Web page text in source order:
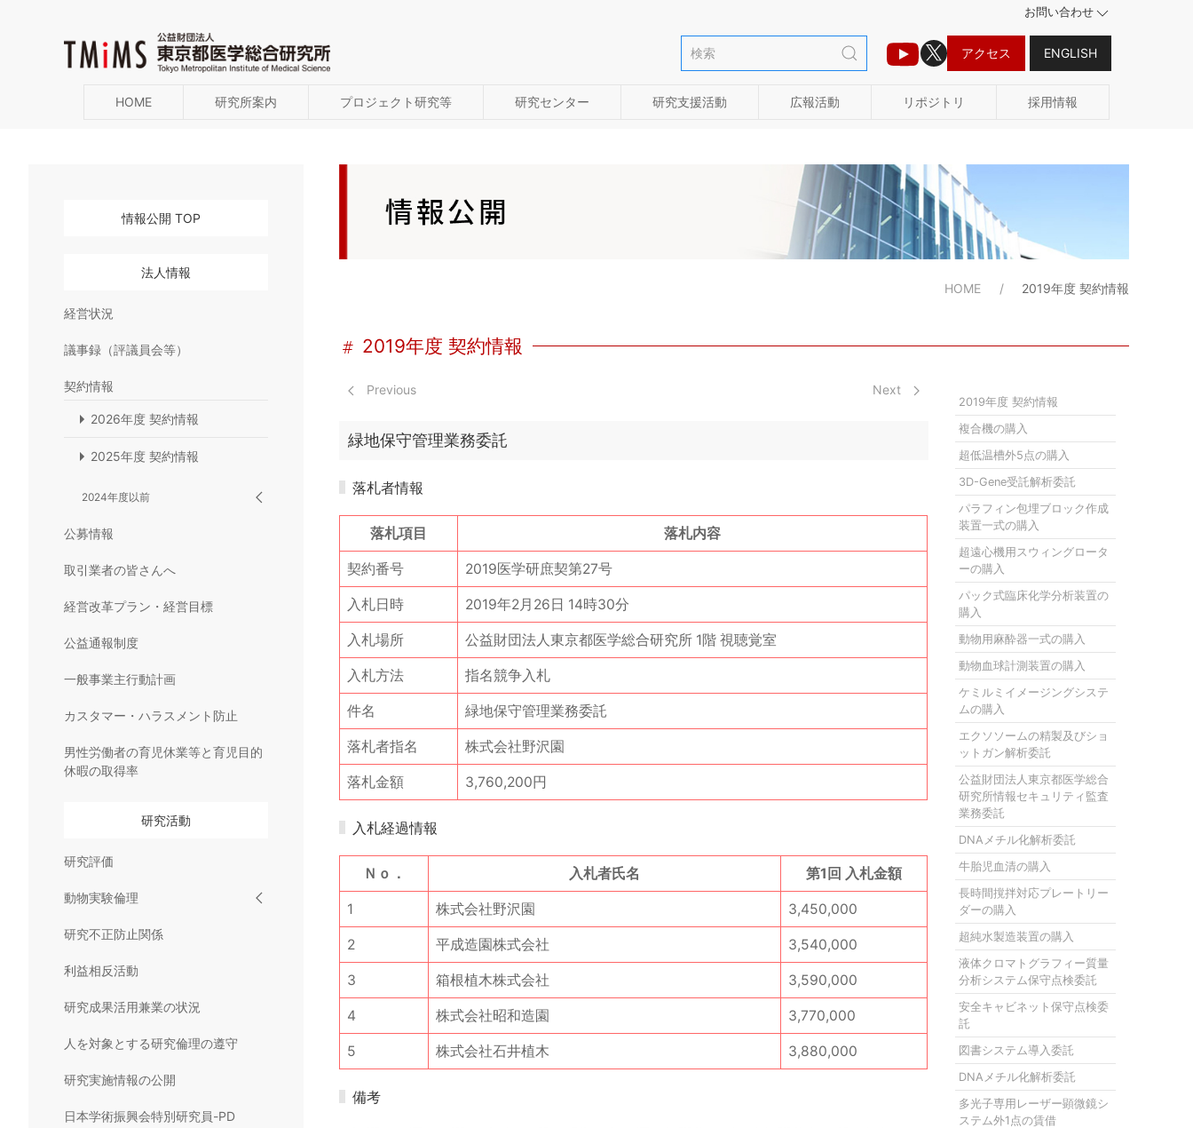
お問い合わせ
アクセス ENGLISH
HOME 研究所案内 プロジェクト研究等 研究センター 研究支援活動 広報活動 リポジトリ 採用情報
情報公開 TOP
法人情報
経営状況
議事録（評議員会等）
契約情報
2026年度 契約情報
2025年度 契約情報
2024年度以前
公募情報
取引業者の皆さんへ
経営改革プラン・経営目標
公益通報制度
一般事業主行動計画
カスタマー・ハラスメント防止
男性労働者の育児休業等と育児目的
休暇の取得率
研究活動
研究評価
動物実験倫理
研究不正防止関係
利益相反活動
研究成果活用兼業の状況
人を対象とする研究倫理の遵守
研究実施情報の公開
日本学術振興会特別研究員-PD
HOME 2019年度 契約情報
2019年度 契約情報
Previous Next
緑地保守管理業務委託
落札者情報
落札項目 落札内容
契約番号 2019医学研庶契第27号
入札日時 2019年2月26日 14時30分
入札場所 公益財団法人東京都医学総合研究所 1階 視聴覚室
入札方法 指名競争入札
件名 緑地保守管理業務委託
落札者指名 株式会社野沢園
落札金額 3,760,200円
入札経過情報
Ｎｏ． 入札者氏名 第1回 入札金額
1 株式会社野沢園 3,450,000
2 平成造園株式会社 3,540,000
3 箱根植木株式会社 3,590,000
4 株式会社昭和造園 3,770,000
5 株式会社石井植木 3,880,000
備考
2019年度 契約情報
複合機の購入
超低温槽外5点の購入
3D-Gene受託解析委託
パラフィン包埋ブロック作成
装置一式の購入
超遠心機用スウィングロータ
ーの購入
パック式臨床化学分析装置の
購入
動物用麻酔器一式の購入
動物血球計測装置の購入
ケミルミイメージングシステ
ムの購入
エクソソームの精製及びショ
ットガン解析委託
公益財団法人東京都医学総合
研究所情報セキュリティ監査
業務委託
DNAメチル化解析委託
牛胎児血清の購入
長時間撹拌対応プレートリー
ダーの購入
超純水製造装置の購入
液体クロマトグラフィー質量
分析システム保守点検委託
安全キャビネット保守点検委
託
図書システム導入委託
DNAメチル化解析委託
多光子専用レーザー顕微鏡シ
ステム外1点の賃借